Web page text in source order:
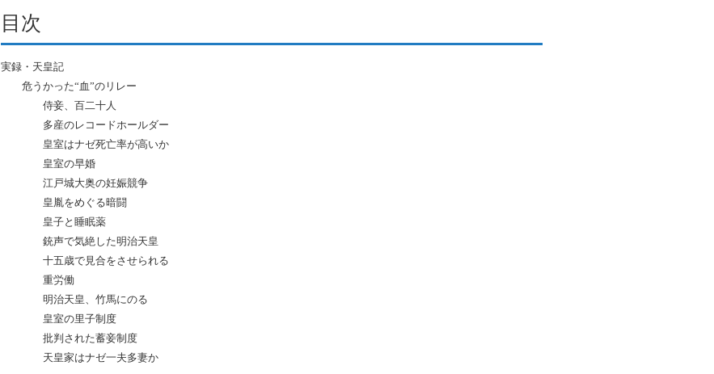
目次
実録・天皇記
危うかった“血”のリレー
侍妾、百二十人
多産のレコードホールダー
皇室はナゼ死亡率が高いか
皇室の早婚
江戸城大奥の妊娠競争
皇胤をめぐる暗闘
皇子と睡眠薬
銃声で気絶した明治天皇
十五歳で見合をさせられる
重労働
明治天皇、竹馬にのる
皇室の里子制度
批判された蓄妾制度
天皇家はナゼ一夫多妻か